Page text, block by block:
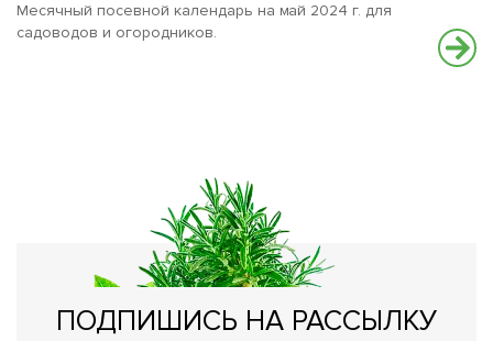
Месячный посевной календарь на май 2024 г. для
садоводов и огородников.
ПОДПИШИСЬ НА РАССЫЛКУ